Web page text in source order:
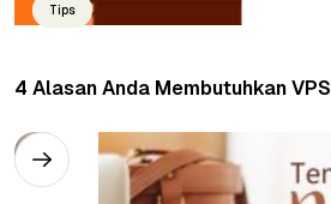
Tips
4 Alasan Anda Membutuhkan VPS